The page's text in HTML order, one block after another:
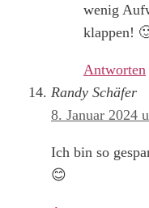
wenig
klappen!
Antworten
Randy Schäfer
8. Januar 2024
Ich bin so
😊